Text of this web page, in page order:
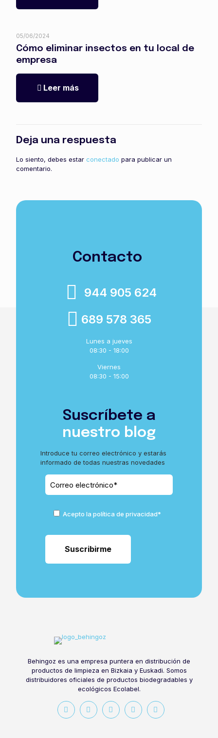
05/06/2024
Cómo eliminar insectos en tu local de
empresa
Leer más
Deja una respuesta
Lo siento, debes estar conectado para publicar un
comentario.
Contacto
944 905 624
689 578 365
Lunes a jueves
08:30 - 18:00
Viernes
08:30 - 15:00
Suscríbete a
nuestro blog
Introduce tu correo electrónico y estarás
informado de todas nuestras novedades
Acepto la política de privacidad*
Behingoz es una empresa puntera en distribución de
productos de limpieza en Bizkaia y Euskadi. Somos
distribuidores oficiales de productos biodegradables y
ecológicos Ecolabel.